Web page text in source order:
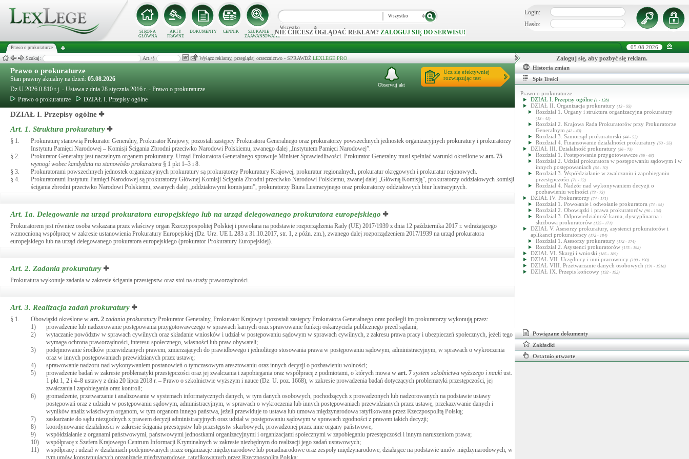
STRONA
GŁÓWNA
AKTY
PRAWNE
DOKUMENTY CENNIK
SZUKANIE
ZAAWANSOWANE
Wszystko
Wszystko
NIE CHCESZ OGLĄDAĆ REKLAM? ZALOGUJ SIĘ DO SERWISU!
Login:
Hasło:
Prawo o prokuraturze 05.08.2026
Szukaj: Art./§ Wyłącz reklamy, przeglądaj orzecznictwo - SPRAWDŹ LEXLEGE PRO
Prawo o prokuraturze
Stan prawny aktualny na dzień: 05.08.2026
Dz.U.2026.0.810 t.j. - Ustawa z dnia 28 stycznia 2016 r. - Prawo o prokuraturze
Prawo o prokuraturze
DZIAŁ I. Przepisy ogólne
Ucz się efektywniej
rozwiązując test
Obserwuj akt
DZIAŁ I. Przepisy ogólne
Art. 1. Struktura prokuratury
§ 1.
Prokuraturę stanowią Prokurator Generalny, Prokurator Krajowy, pozostali zastępcy Prokuratora Generalnego oraz prokuratorzy powszechnych jednostek organizacyjnych prokuratury i prokuratorzy
Instytutu Pamięci Narodowej – Komisji Ścigania Zbrodni przeciwko Narodowi Polskiemu, zwanego dalej „Instytutem Pamięci Narodowej”.
§ 2.
Prokurator Generalny jest naczelnym organem prokuratury. Urząd Prokuratora Generalnego sprawuje Minister Sprawiedliwości. Prokurator Generalny musi spełniać warunki określone w art. 75
wymogi wobec kandydata na stanowisko prokuratora § 1 pkt 1–3 i 8.
§ 3.
Prokuratorami powszechnych jednostek organizacyjnych prokuratury są prokuratorzy Prokuratury Krajowej, prokuratur regionalnych, prokuratur okręgowych i prokuratur rejonowych.
§ 4.
Prokuratorami Instytutu Pamięci Narodowej są prokuratorzy Głównej Komisji Ścigania Zbrodni przeciwko Narodowi Polskiemu, zwanej dalej „Główną Komisją”, prokuratorzy oddziałowych komisji
ścigania zbrodni przeciwko Narodowi Polskiemu, zwanych dalej „oddziałowymi komisjami”, prokuratorzy Biura Lustracyjnego oraz prokuratorzy oddziałowych biur lustracyjnych.
Art. 1a. Delegowanie na urząd prokuratora europejskiego lub na urząd delegowanego prokuratora europejskiego
Prokuratorem jest również osoba wskazana przez właściwy organ Rzeczypospolitej Polskiej i powołana na podstawie rozporządzenia Rady (UE) 2017/1939 z dnia 12 października 2017 r. wdrażającego
wzmocnioną współpracę w zakresie ustanowienia Prokuratury Europejskiej (Dz. Urz. UE L 283 z 31.10.2017, str. 1, z późn. zm.), zwanego dalej rozporządzeniem 2017/1939 na urząd prokuratora
europejskiego lub na urząd delegowanego prokuratora europejskiego (prokurator Prokuratury Europejskiej).
Art. 2. Zadania prokuratury
Prokuratura wykonuje zadania w zakresie ścigania przestępstw oraz stoi na straży praworządności.
Art. 3. Realizacja zadań prokuratury
§ 1. Obowiązki określone w art. 2 zadania prokuraturyProkurator Generalny, Prokurator Krajowy i pozostali zastępcy Prokuratora Generalnego oraz podlegli im prokuratorzy wykonują przez:
1)
prowadzenie lub nadzorowanie postępowania przygotowawczego w sprawach karnych oraz sprawowanie funkcji oskarżyciela publicznego przed sądami;
2)
wytaczanie powództw w sprawach cywilnych oraz składanie wniosków i udział w postępowaniu sądowym w sprawach cywilnych, z zakresu prawa pracy i ubezpieczeń społecznych, jeżeli tego
wymaga ochrona praworządności, interesu społecznego, własności lub praw obywateli;
3)
podejmowanie środków przewidzianych prawem, zmierzających do prawidłowego i jednolitego stosowania prawa w postępowaniu sądowym, administracyjnym, w sprawach o wykroczenia
oraz w innych postępowaniach przewidzianych przez ustawę;
4)
sprawowanie nadzoru nad wykonywaniem postanowień o tymczasowym aresztowaniu oraz innych decyzji o pozbawieniu wolności;
5)
prowadzenie badań w zakresie problematyki przestępczości oraz jej zwalczania i zapobiegania oraz współpracę z podmiotami, o których mowa w art. 7 system szkolnictwa wyższego i nauki ust.
1 pkt 1, 2 i 4–8 ustawy z dnia 20 lipca 2018 r. – Prawo o szkolnictwie wyższym i nauce (Dz. U. poz. 1668), w zakresie prowadzenia badań dotyczących problematyki przestępczości, jej
zwalczania i zapobiegania oraz kontroli;
6)
gromadzenie, przetwarzanie i analizowanie w systemach informatycznych danych, w tym danych osobowych, pochodzących z prowadzonych lub nadzorowanych na podstawie ustawy
postępowań oraz z udziału w postępowaniu sądowym, administracyjnym, w sprawach o wykroczenia lub innych postępowaniach przewidzianych przez ustawę, przekazywanie danych i
wyników analiz właściwym organom, w tym organom innego państwa, jeżeli przewiduje to ustawa lub umowa międzynarodowa ratyfikowana przez Rzeczpospolitą Polską;
7)
zaskarżanie do sądu niezgodnych z prawem decyzji administracyjnych oraz udział w postępowaniu sądowym w sprawach zgodności z prawem takich decyzji;
8)
koordynowanie działalności w zakresie ścigania przestępstw lub przestępstw skarbowych, prowadzonej przez inne organy państwowe;
9)
współdziałanie z organami państwowymi, państwowymi jednostkami organizacyjnymi i organizacjami społecznymi w zapobieganiu przestępczości i innym naruszeniom prawa;
10)
współpracę z Szefem Krajowego Centrum Informacji Kryminalnych w zakresie niezbędnym do realizacji jego zadań ustawowych;
11)
współpracę i udział w działaniach podejmowanych przez organizacje międzynarodowe lub ponadnarodowe oraz zespoły międzynarodowe, działające na podstawie umów międzynarodowych, w
tym umów konstytuujących organizacje międzynarodowe, ratyfikowanych przez Rzeczpospolitą Polską;
Zaloguj się, aby pozbyć się reklam.
Historia zmian
Spis Treści
Prawo o prokuraturze
DZIAŁ I. Przepisy ogólne (1 - 12b)
DZIAŁ II. Organizacja prokuratury (13 - 55)
Rozdział 1. Organy i struktura organizacyjna prokuratury
(13 - 41)
Rozdział 2. Krajowa Rada Prokuratorów przy Prokuratorze
Generalnym (42 - 43)
Rozdział 3. Samorząd prokuratorski (44 - 52)
Rozdział 4. Finansowanie działalności prokuratury (53 - 55)
DZIAŁ III. Działalność prokuratury (56 - 73)
Rozdział 1. Postępowanie przygotowawcze (56 - 63)
Rozdział 2. Udział prokuratora w postępowaniu sądowym i w
innych postępowaniach (64 - 70)
Rozdział 3. Współdziałanie w zwalczaniu i zapobieganiu
przestępczości (71 - 72)
Rozdział 4. Nadzór nad wykonywaniem decyzji o
pozbawieniu wolności (73 - 73)
DZIAŁ IV. Prokuratorzy (74 - 171)
Rozdział 1. Powołanie i odwołanie prokuratora (74 - 95)
Rozdział 2. Obowiązki i prawa prokuratorów (96 - 134)
Rozdział 3. Odpowiedzialność karna, dyscyplinarna i
służbowa prokuratorów (135 - 171)
DZIAŁ V. Asesorzy prokuratury, asystenci prokuratorów i
aplikanci prokuratorscy (172 - 184)
Rozdział 1. Asesorzy prokuratury (172 - 174)
Rozdział 2. Asystenci prokuratorów (175 - 192)
DZIAŁ VI. Skargi i wnioski (185 - 189)
DZIAŁ VII. Urzędnicy i inni pracownicy (190 - 190)
DZIAŁ VIII. Przetwarzanie danych osobowych (191 - 191a)
DZIAŁ IX. Przepis końcowy (192 - 192)
Powiązane dokumenty
Zakładki
Ostatnio otwarte